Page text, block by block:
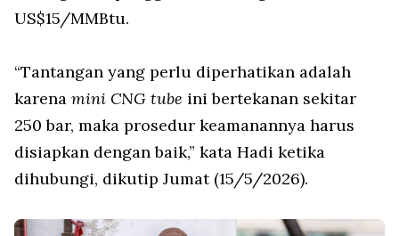
US$15/MMBtu.
“Tantangan yang perlu diperhatikan adalah
karena mini CNG tube ini bertekanan sekitar
250 bar, maka prosedur keamanannya harus
disiapkan dengan baik,” kata Hadi ketika
dihubungi, dikutip Jumat (15/5/2026).